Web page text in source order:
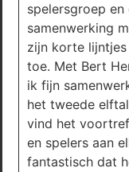
spelersgroep
samenwerking
zijn korte
toe. Met Bert
ik fijn
het tweede
vind het
en spelers aan
fantastisch dat